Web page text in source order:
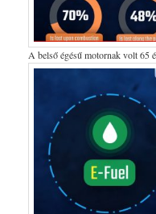
A belső égésű motornak volt 65